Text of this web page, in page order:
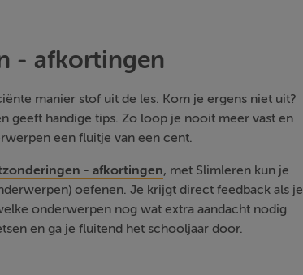
- afkortingen
manier stof uit de les. Kom je ergens niet uit?
geeft handige tips. Zo loop je nooit meer vast en
een fluitje van een cent.
- afkortingen, met Slimleren kun je
oefenen. Je krijgt direct feedback als je
onderwerpen nog wat extra aandacht nodig
en ga je fluitend het schooljaar door.